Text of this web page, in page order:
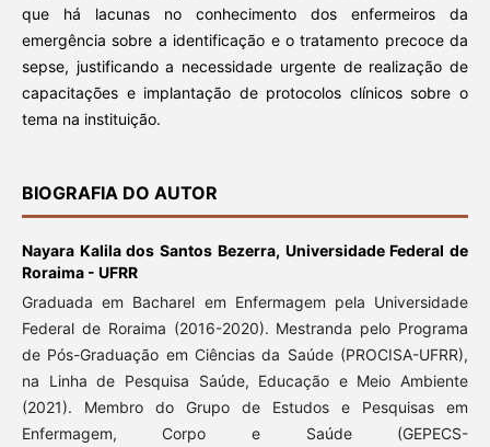
que há lacunas no conhecimento dos enfermeiros da
emergência sobre a identificação e o tratamento precoce da
sepse, justificando a necessidade urgente de realização de
capacitações e implantação de protocolos clínicos sobre o
tema na instituição.
BIOGRAFIA DO AUTOR
Nayara Kalila dos Santos Bezerra, Universidade Federal de
Roraima - UFRR
Graduada em Bacharel em Enfermagem pela Universidade
Federal de Roraima (2016-2020). Mestranda pelo Programa
de Pós-Graduação em Ciências da Saúde (PROCISA-UFRR),
na Linha de Pesquisa Saúde, Educação e Meio Ambiente
(2021). Membro do Grupo de Estudos e Pesquisas em
Enfermagem, Corpo e Saúde (GEPECS-